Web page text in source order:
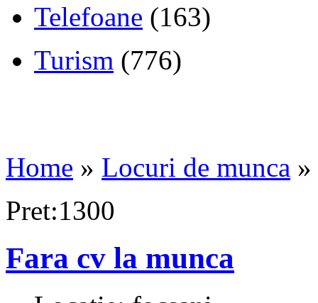
Telefoane (163)
Turism (776)
Home » Locuri de munca »
Pret:1300
Fara cv la munca